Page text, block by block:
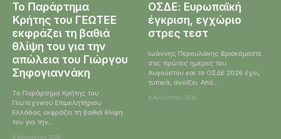
Το Παράρτημα
Κρήτης του ΓΕΩΤΕΕ
εκφράζει τη βαθιά
θλίψη του για την
απώλεια του Γιώργου
Σηφογιαννάκη
Το Παράρτημα Κρήτης του
Γεωτεχνικού Επιμελητήριου
Ελλάδας εκφράζει τη βαθιά θλίψη
του για την...
8 Αυγούστου 2026
ΟΣΔΕ: Ευρωπαϊκή
έγκριση, εγχώριο
στρες τεστ
Ιωάννης Περουλάκης Βρισκόμαστε
στις πρώτες ημέρες του
Αυγούστου και το ΟΣΔΕ 2026 έχει,
τυπικά, ανοίξει. Από...
8 Αυγούστου 2026